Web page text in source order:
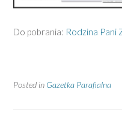
Do pobrania: Rodzina Pani
Posted in Gazetka Parafialna